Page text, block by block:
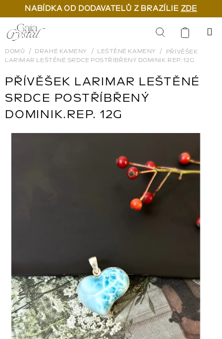
NABÍDKA OD DODAVATELŮ Z BRAZÍLIE ZDE
Přejít
na
obsah
Hledat
DOMŮ DRAHÉ KAMENY LEŠTĚNÉ KAMENY
PŘÍVĚŠEK
LARIMAR LEŠTĚNÉ SRDCE POSTŘÍBŘENÝ DOMINIK.REP. 12G
PŘÍVĚŠEK LARIMAR LEŠTĚNÉ
SRDCE POSTŘÍBŘENÝ
DOMINIK.REP. 12G